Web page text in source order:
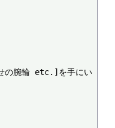
の腕輪 etc.]を手にい